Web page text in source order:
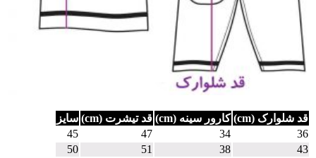
قد شلوارک (cm) کارور سینه (cm) قد تیشرت (cm)
سایز
36
34
47
45
43
38
51
50